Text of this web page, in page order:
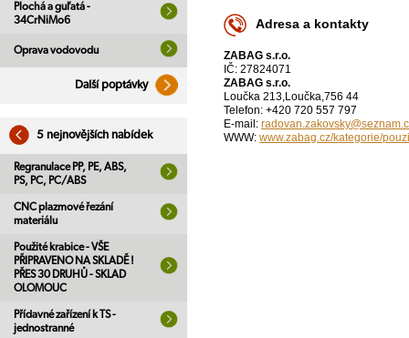
Plochá a guľatá -
34CrNiMo6
Oprava vodovodu
Další poptávky
5 nejnovějších nabídek
Regranulace PP, PE, ABS,
PS, PC, PC/ABS
CNC plazmové řezání
materiálu
Použité krabice - VŠE
PŘIPRAVENO NA SKLADĚ !
PŘES 30 DRUHŮ - SKLAD
OLOMOUC
Přídavné zařízení k TS -
jednostranné
Adresa a kontakty
ZABAG s.r.o.
IČ: 27824071
ZABAG s.r.o.
Loučka 213,Loučka,756 44
Telefon: +420 720 557 797
E-mail:
WWW: www.zabag.cz/kategorie/